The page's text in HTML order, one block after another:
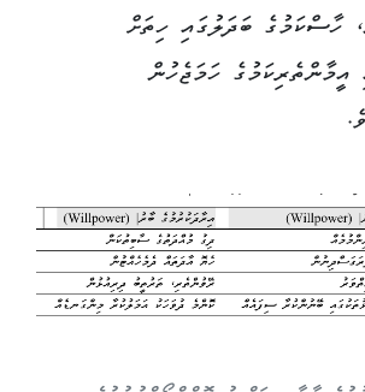
ހާސްކަމުގެ ބަދަލުގައި ހިތަށް
އީމާންތެރިކަމުގެ ހަމަޖެހުން